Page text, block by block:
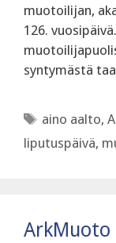
muotoilijan,
126.
syntymästä
Avainsanat
aino aalto,
liputuspäivä,
ArkMuoto